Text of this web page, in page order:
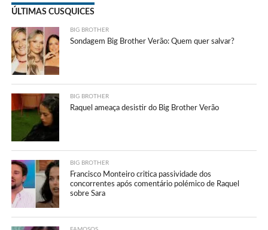
ÚLTIMAS CUSQUICES
BIG BROTHER
Sondagem Big Brother Verão: Quem quer salvar?
BIG BROTHER
Raquel ameaça desistir do Big Brother Verão
BIG BROTHER
Francisco Monteiro critica passividade dos
concorrentes após comentário polémico de Raquel
sobre Sara